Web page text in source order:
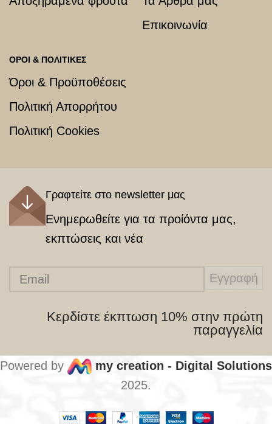
Επικοινωνία
ΟΡΟΙ & ΠΟΛΙΤΙΚΕΣ
Όροι & Προϋποθέσεις
Πολιτική Απορρήτου
Πολιτική Cookies
Γραφτείτε στο newsletter μας
Ενημερωθείτε για τα προίόντα μας,
εκπτώσεις και νέα
Εγγραφή
Κερδίστε έκπτωση 10% στην πρώτη
παραγγελία
Powered by
my creation - Digital Solutions
2025.